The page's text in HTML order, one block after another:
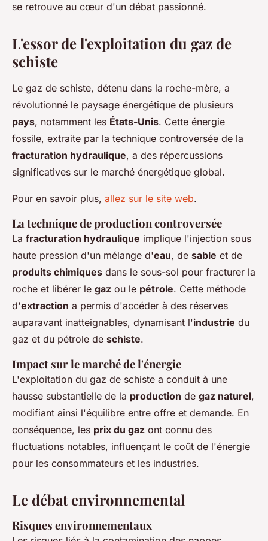
se retrouve au cœur d'un débat passionné.
L'essor de l'exploitation du gaz de
schiste
Le gaz de schiste, détenu dans la roche-mère, a
révolutionné le paysage énergétique de plusieurs
pays, notamment les États-Unis. Cette énergie
fossile, extraite par la technique controversée de la
fracturation hydraulique, a des répercussions
significatives sur le marché énergétique global.
Pour en savoir plus, allez sur le site web.
La technique de production controversée
La fracturation hydraulique implique l'injection sous
haute pression d'un mélange d'eau, de sable et de
produits chimiques dans le sous-sol pour fracturer la
roche et libérer le gaz ou le pétrole. Cette méthode
d'extraction a permis d'accéder à des réserves
auparavant inatteignables, dynamisant l'industrie du
gaz et du pétrole de schiste.
Impact sur le marché de l'énergie
L'exploitation du gaz de schiste a conduit à une
hausse substantielle de la production de gaz naturel,
modifiant ainsi l'équilibre entre offre et demande. En
conséquence, les prix du gaz ont connu des
fluctuations notables, influençant le coût de l'énergie
pour les consommateurs et les industries.
Le débat environnemental
Risques environnementaux